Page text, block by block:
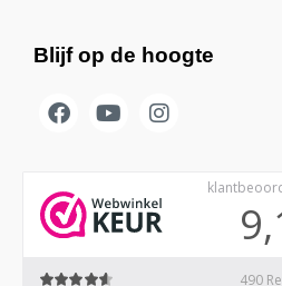
Blijf op de hoogte